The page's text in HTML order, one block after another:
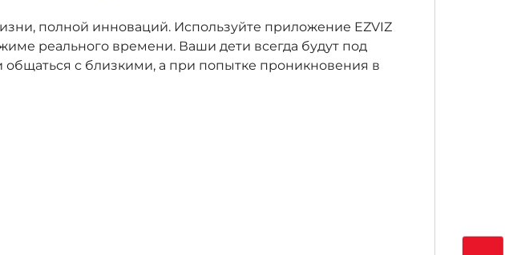
полной инноваций. Используйте приложение EZVIZ
реального времени. Ваши дети всегда будут под
с близкими, а при попытке проникновения в